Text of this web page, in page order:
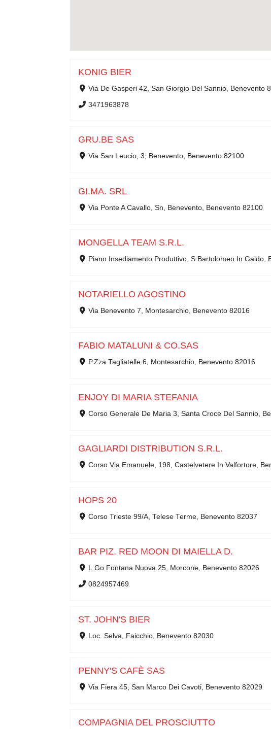
KONIG BIER
Via De Gasperi 42, San Giorgio Del Sannio, Benevento
3471963878
GRU.BE SAS
Via San Leucio, 3, Benevento, Benevento 82100
GI.MA. SRL
Via Ponte A Cavallo, Sn, Benevento, Benevento 82100
MONGELLA TEAM S.R.L.
Piano Insediamento Produttivo, S.Bartolomeo In Galdo,
NOTARIELLO AGOSTINO
Via Benevento 7, Montesarchio, Benevento 82016
FABIO MATALUNI & CO.SAS
P.Zza Tagliatelle 6, Montesarchio, Benevento 82016
ENJOY DI MARIA STEFANIA
Corso Generale De Maria 3, Santa Croce Del Sannio,
GAGLIARDI DISTRIBUTION S.R.L.
Corso Via Emanuele, 198, Castelvetere In Valfortore,
HOPS 20
Corso Trieste 99/A, Telese Terme, Benevento 82037
BAR PIZ. RED MOON DI MAIELLA D.
L.Go Fontana Nuova 25, Morcone, Benevento 82026
0824957469
ST. JOHN'S BIER
Loc. Selva, Faicchio, Benevento 82030
PENNY'S CAFÈ SAS
Via Fiera 45, San Marco Dei Cavoti, Benevento 82029
COMPAGNIA DEL PROSCIUTTO